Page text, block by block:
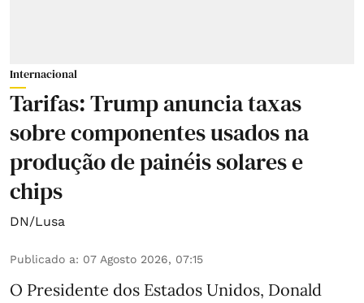
Internacional
Tarifas: Trump anuncia taxas
sobre componentes usados na
produção de painéis solares e
chips
DN/Lusa
Publicado a: 07 Agosto 2026, 07:15
O Presidente dos Estados Unidos, Donald